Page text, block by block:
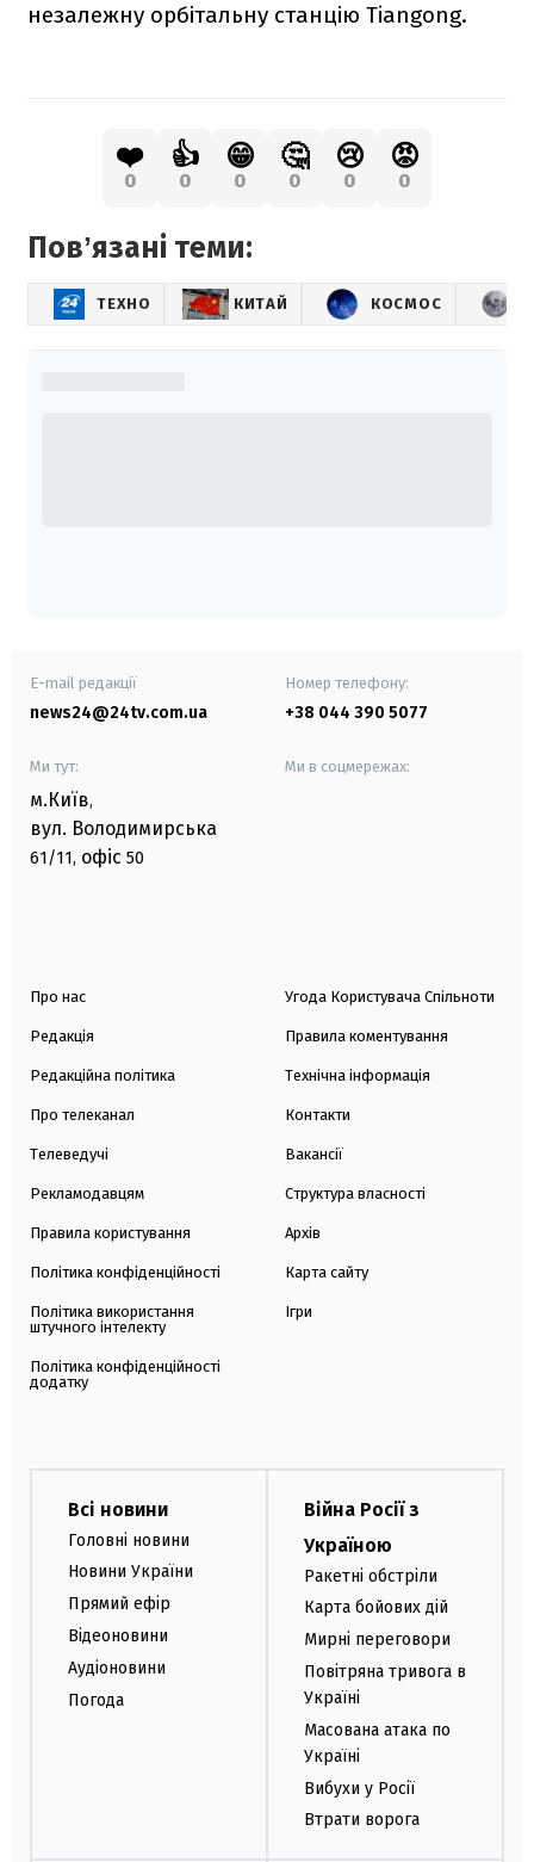
незалежну орбітальну станцію Tiangong.
❤️
0
👍
0
😁
0
🤔
0
😢
0
😡
0
Повʼязані теми:
ТЕХНО КИТАЙ КОСМОС
E-mail редакції
news24@24tv.com.ua
Номер телефону:
+38 044 390 5077
Ми тут:
м.Київ,
вул. Володимирська
61/11, офіс 50
Ми в соцмережах:
Про нас
Редакція
Редакційна політика
Про телеканал
Телеведучі
Рекламодавцям
Правила користування
Політика конфіденційності
Політика використання
штучного інтелекту
Політика конфіденційності
додатку
Угода Користувача Спільноти
Правила коментування
Технічна інформація
Контакти
Вакансії
Структура власності
Архів
Карта сайту
Ігри
Всі новини
Головні новини
Новини України
Прямий ефір
Відеоновини
Аудіоновини
Погода
Війна Росії з
Україною
Ракетні обстріли
Карта бойових дій
Мирні переговори
Повітряна тривога в
Україні
Масована атака по
Україні
Вибухи у Росії
Втрати ворога